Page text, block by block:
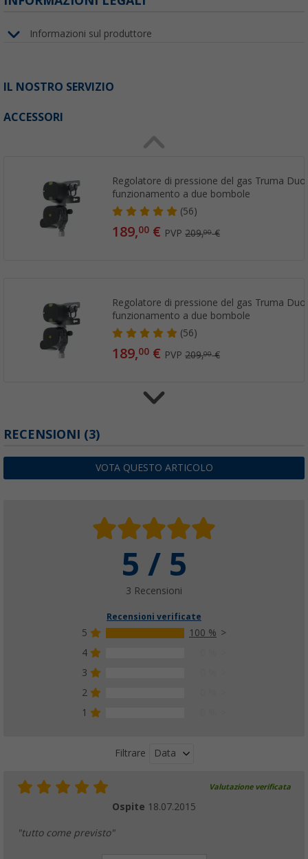
Informazioni sul produttore
IL NOSTRO SERVIZIO
ACCESSORI
Regolatore di pressione del gas Truma
funzionamento a due bombole
(56)
189,00 € PVP209,00€
Regolatore di pressione del gas Truma
funzionamento a due bombole
(56)
189,00 € PVP209,00€
(21)
127,00 €
RECENSIONI (3)
VOTA QUESTO ARTICOLO
5 / 5
3 Recensioni
Recensioni verificate
5
100 %
4
3
2
1
Filtrare Data
Valutazione verificata
Ospite 18.07.2015
"tutto come previsto"